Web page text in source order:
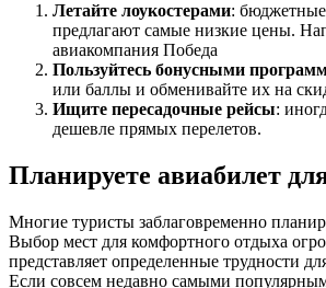
Летайте лоукостерами:
предлагают самые низкие цены.
авиакомпания Победа
Пользуйтесь бонусными
или баллы и обменивайте их на
Ищите пересадочные рейсы:
дешевле прямых перелетов.
Планируете авиабилет
Многие туристы заблаговременно
Выбор мест для комфортного отдыха
представляет определенные трудности
Если совсем недавно самыми